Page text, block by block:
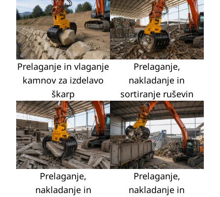
Prelaganje in vlaganje
kamnov za izdelavo
škarp
Prelaganje,
nakladanje in
sortiranje ruševin
Prelaganje,
nakladanje in
Prelaganje,
nakladanje in